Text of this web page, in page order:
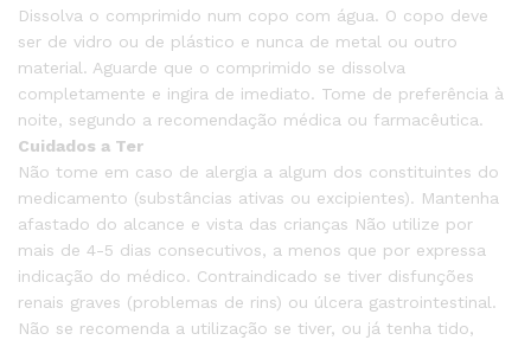
Dissolva o comprimido num copo com água. O copo deve
ser de vidro ou de plástico e nunca de metal ou outro
material. Aguarde que o comprimido se dissolva
completamente e ingira de imediato. Tome de preferência à
noite, segundo a recomendação médica ou farmacêutica.
Cuidados a Ter
Não tome em caso de alergia a algum dos constituintes do
medicamento (substâncias ativas ou excipientes). Mantenha
afastado do alcance e vista das crianças Não utilize por
mais de 4-5 dias consecutivos, a menos que por expressa
indicação do médico. Contraindicado se tiver disfunções
renais graves (problemas de rins) ou úlcera gastrointestinal.
Não se recomenda a utilização se tiver, ou já tenha tido,